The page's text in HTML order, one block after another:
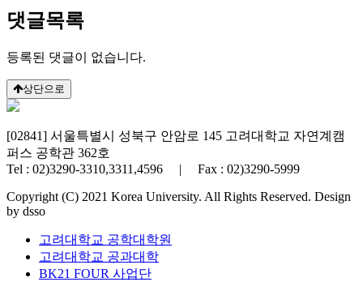
댓글목록
등록된 댓글이 없습니다.
상단으로
[02841] 서울특별시 성북구 안암로 145 고려대학교 자연계캠
퍼스 공학관 362호
Tel : 02)3290-3310,3311,4596 | Fax : 02)3290-5999
Copyright (C) 2021 Korea University. All Rights Reserved. Design
by dsso
고려대학교 공학대학원
고려대학교 공과대학
BK21 FOUR 사업단